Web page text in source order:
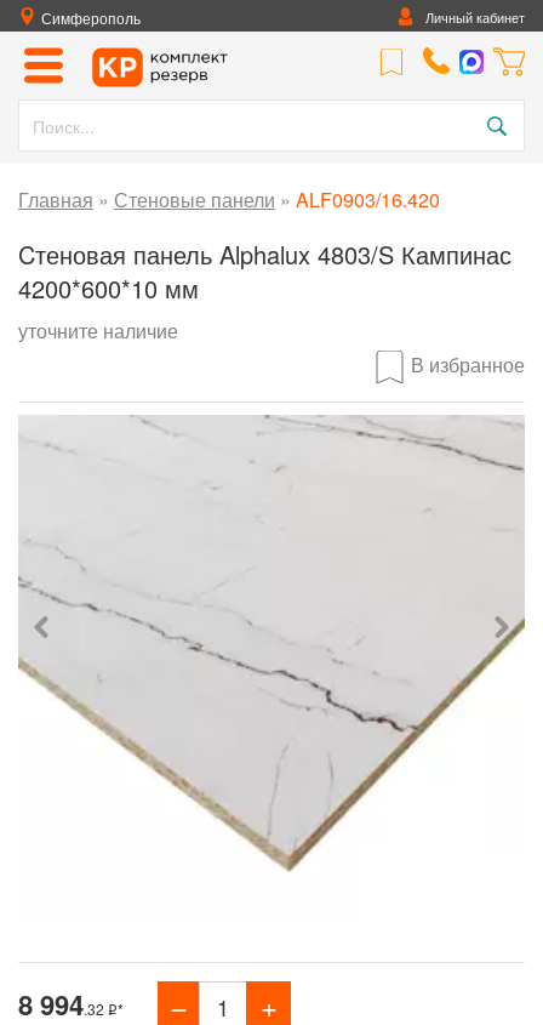
Симферополь Личный кабинет
Главная » Стеновые панели » ALF0903/16.420
Cтеновая панель Alphalux 4803/S Кампинас
4200*600*10 мм
уточните наличие
В избранное
8 994.32 *